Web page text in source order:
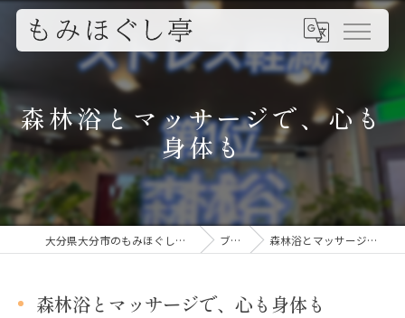
森林浴とマッサージで、心も
身体も
大分県大分市のもみほぐしならもみほぐし亭 ブログ 森林浴とマッサージで、心も身体も
森林浴とマッサージで、心も身体も